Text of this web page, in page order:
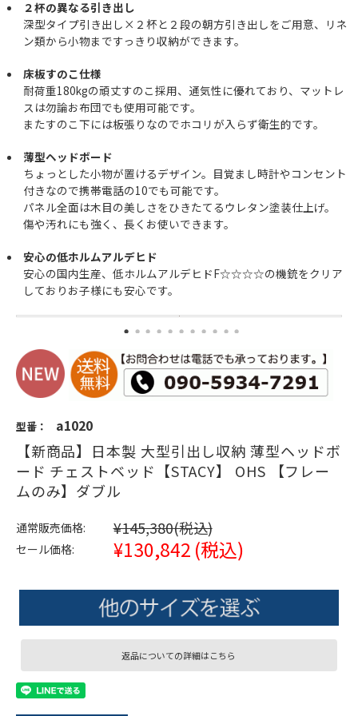
２杯の異なる引き出し
深型タイプ引き出し×２杯と２段の朝方引き出しをご用意、リネ
ン類から小物まですっきり収納ができます。
床板すのこ仕様
耐荷重180kgの頑丈すのこ採用、通気性に優れており、マットレ
スは勿論お布団でも使用可能です。
またすのこ下には板張りなのでホコリが入らず衛生的です。
薄型ヘッドボード
ちょっとした小物が置けるデザイン。目覚まし時計やコンセント
付きなので携帯電話の10でも可能です。
パネル全面は木目の美しさをひきたてるウレタン塗装仕上げ。
傷や汚れにも強く、長くお使いできます。
安心の低ホルムアルデヒド
安心の国内生産、低ホルムアルデヒドF☆☆☆☆の機銃をクリア
しておりお子様にも安心です。
型番： a1020
【新商品】日本製 大型引出し収納 薄型ヘッドボ
ード チェストベッド【STACY】 OHS 【フレー
ムのみ】ダブル
通常販売価格: ¥145,380(税込)
セール価格: ¥130,842 (税込)
返品についての詳細はこちら